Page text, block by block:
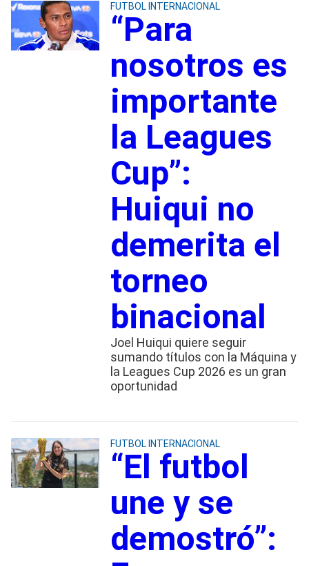
FUTBOL INTERNACIONAL
“Para
nosotros es
importante
la Leagues
Cup”:
Huiqui no
demerita el
torneo
binacional
Joel Huiqui quiere seguir
sumando títulos con la Máquina y
la Leagues Cup 2026 es un gran
oportunidad
FUTBOL INTERNACIONAL
“El futbol
une y se
demostró”: